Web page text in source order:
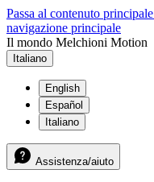
Passa al contenuto principale
navigazione principale
Il mondo Melchioni Motion
Italiano
English
Español
Italiano
Assistenza/aiuto